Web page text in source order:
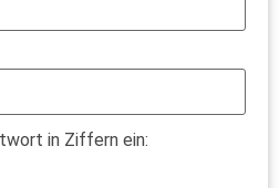
in Ziffern ein: